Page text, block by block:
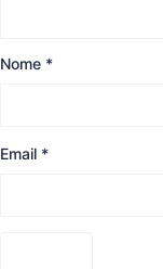
Nome *
Email *